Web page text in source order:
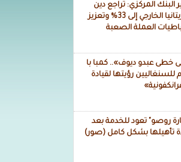
البنك المركزي: تراجع دين
موريتانيا الخارجي إلى 33% وتعزيز
العملة الصعبة
خطى عبدو ديوف».. كمبا با
للسنغاليين رؤيتها لقيادة
روصو" تعود للخدمة بعد
تأهيلها بشكل كامل (صور)